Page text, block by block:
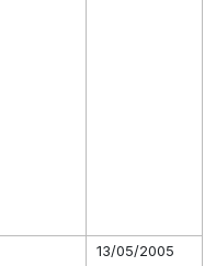
13/05/2005